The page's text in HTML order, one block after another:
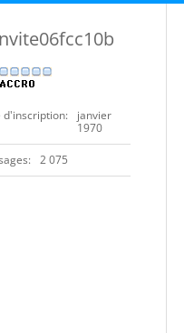
d'inscription
janvier
1970
2 075